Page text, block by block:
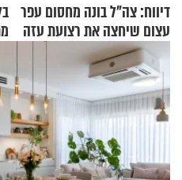
דיווח: צה"ל בונה מחסום עפר
עצום שיחצה את רצועת עזה
לשניים